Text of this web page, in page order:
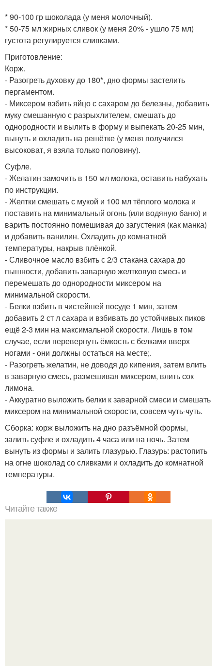
* 90-100 гр шоколада (у меня молочный).
* 50-75 мл жирных сливок (у меня 20% - ушло 75 мл)
густота регулируется сливками.
Приготовление:
Корж.
- Разогреть духовку до 180*, дно формы застелить
пергаментом.
- Миксером взбить яйцо с сахаром до белезны, добавить
муку смешанную с разрыхлителем, смешать до
однородности и вылить в форму и выпекать 20-25 мин,
вынуть и охладить на решётке (у меня получился
высоковат, я взяла только половину).
Суфле.
- Желатин замочить в 150 мл молока, оставить набухать
по инструкции.
- Желтки смешать с мукой и 100 мл тёплого молока и
поставить на минимальный огонь (или водяную баню) и
варить постоянно помешивая до загустения (как манка)
и добавить ванилин. Охладить до комнатной
температуры, накрыв плёнкой.
- Сливочное масло взбить с 2/3 стакана сахара до
пышности, добавить заварную желтковую смесь и
перемешать до однородности миксером на
минимальной скорости.
- Белки взбить в чистейшей посуде 1 мин, затем
добавить 2 ст л сахара и взбивать до устойчивых пиков
ещё 2-3 мин на максимальной скорости. Лишь в том
случае, если перевернуть ёмкость с белками вверх
ногами - они должны остаться на месте;.
- Разогреть желатин, не доводя до кипения, затем влить
в заварную смесь, размешивая миксером, влить сок
лимона.
- Аккуратно выложить белки к заварной смеси и смешать
миксером на минимальной скорости, совсем чуть-чуть.
Сборка: корж выложить на дно разъёмной формы,
залить суфле и охладить 4 часа или на ночь. Затем
вынуть из формы и залить глазурью. Глазурь: растопить
на огне шоколад со сливками и охладить до комнатной
температуры.
Читайте также